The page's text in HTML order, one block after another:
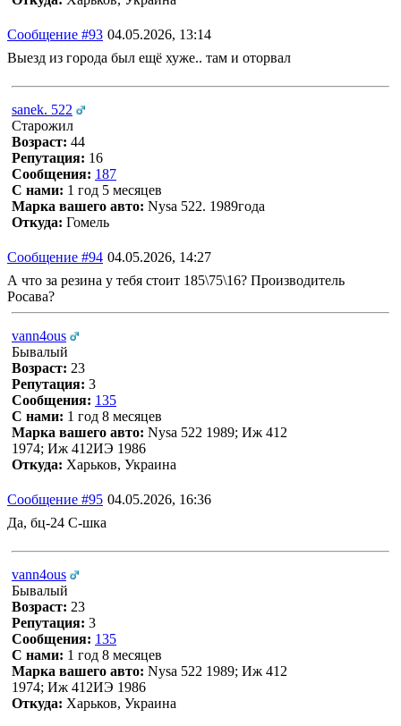
Сообщение #93 04.05.2026, 13:14
Выезд из города был ещё хуже.. там и оторвал
sanek. 522
Старожил
Возраст: 44
Репутация: 16
Сообщения: 187
С нами: 1 год 5 месяцев
Марка вашего авто: Nysa 522. 1989года
Откуда: Гомель
Сообщение #94 04.05.2026, 14:27
А что за резина у тебя стоит 185\75\16? Производитель
Росава?
vann4ous
Бывалый
Возраст: 23
Репутация: 3
Сообщения: 135
С нами: 1 год 8 месяцев
Марка вашего авто: Nysa 522 1989; Иж 412
1974; Иж 412ИЭ 1986
Откуда: Харьков, Украина
Сообщение #95 04.05.2026, 16:36
Да, бц-24 C-шка
vann4ous
Бывалый
Возраст: 23
Репутация: 3
Сообщения: 135
С нами: 1 год 8 месяцев
Марка вашего авто: Nysa 522 1989; Иж 412
1974; Иж 412ИЭ 1986
Откуда: Харьков, Украина